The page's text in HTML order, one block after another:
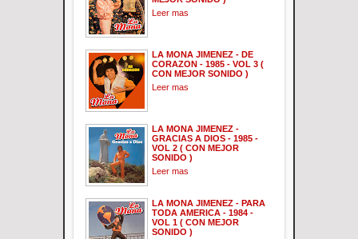
Leer mas
LA MONA JIMENEZ - DE
CORAZON - 1985 - VOL 3 (
CON MEJOR SONIDO )
Leer mas
LA MONA JIMENEZ -
GRACIAS A DIOS - 1985 -
VOL 2 ( CON MEJOR
SONIDO )
Leer mas
LA MONA JIMENEZ - PARA
TODA AMERICA - 1984 -
VOL 1 ( CON MEJOR
SONIDO )